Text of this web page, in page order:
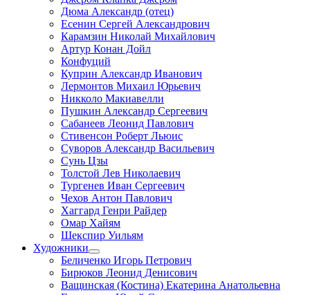
Дюма Александр (отец)
Есенин Сергей Александрович
Карамзин Николай Михайлович
Артур Конан Дойл
Конфуций
Куприн Александр Иванович
Лермонтов Михаил Юрьевич
Никколо Макиавелли
Пушкин Александр Сергеевич
Сабанеев Леонид Павлович
Стивенсон Роберт Льюис
Суворов Александр Васильевич
Сунь Цзы
Толстой Лев Николаевич
Тургенев Иван Сергеевич
Чехов Антон Павлович
Хаггард Генри Райдер
Омар Хайям
Шекспир Уильям
Художники
Беличенко Игорь Петрович
Бирюков Леонид Денисович
Ващинская (Костина) Екатерина Анатольевна